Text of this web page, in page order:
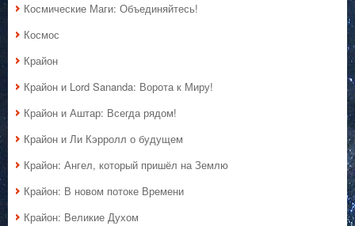
Космические Маги: Объединяйтесь!
Космос
Крайон
Крайон и Lord Sananda: Ворота к Миру!
Крайон и Аштар: Всегда рядом!
Крайон и Ли Кэрролл о будущем
Крайон: Ангел, который пришёл на Землю
Крайон: В новом потоке Времени
Крайон: Великие Духом